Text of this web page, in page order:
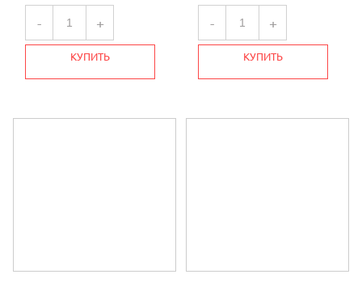
- +
КУПИТЬ
- +
КУПИТЬ